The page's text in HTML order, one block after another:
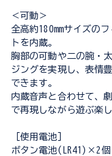
＜可動＞
全高約180mmサイズの
トを内蔵。
胸部の可動や二の腕・
ジングを実現し、表情
できます。
内蔵音声と合わせて、
で再現しながら遊ぶ楽
［使用電池］
ボタン電池(LR41)×2個